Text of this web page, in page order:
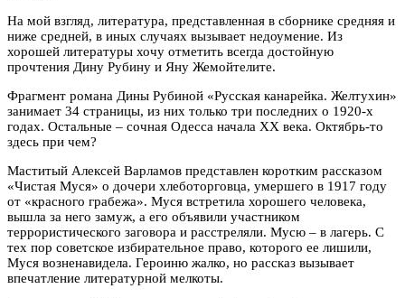
На мой взгляд, литература, представленная в сборнике средняя и
ниже средней, в иных случаях вызывает недоумение. Из
хорошей литературы хочу отметить всегда достойную
прочтения Дину Рубину и Яну Жемойтелите.
Фрагмент романа Дины Рубиной «Русская канарейка. Желтухин»
занимает 34 страницы, из них только три последних о 1920-х
годах. Остальные – сочная Одесса начала XX века. Октябрь-то
здесь при чем?
Маститый Алексей Варламов представлен коротким рассказом
«Чистая Муся» о дочери хлеботорговца, умершего в 1917 году
от «красного грабежа». Муся встретила хорошего человека,
вышла за него замуж, а его объявили участником
террористического заговора и расстреляли. Мусю – в лагерь. С
тех пор советское избирательное право, которого ее лишили,
Муся возненавидела. Героиню жалко, но рассказ вызывает
впечатление литературной мелкоты.